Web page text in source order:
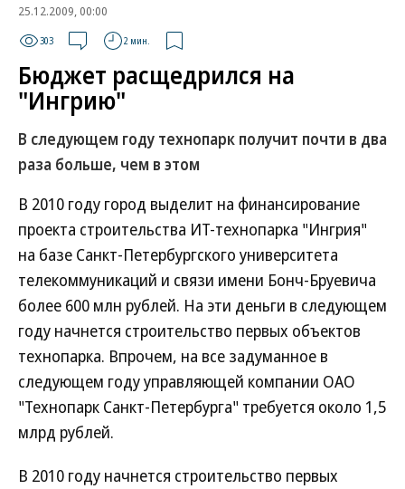
25.12.2009, 00:00
303 2 мин.
Бюджет расщедрился на
"Ингрию"
В следующем году технопарк получит почти в два
раза больше, чем в этом
В 2010 году город выделит на финансирование
проекта строительства ИТ-технопарка "Ингрия"
на базе Санкт-Петербургского университета
телекоммуникаций и связи имени Бонч-Бруевича
более 600 млн рублей. На эти деньги в следующем
году начнется строительство первых объектов
технопарка. Впрочем, на все задуманное в
следующем году управляющей компании ОАО
"Технопарк Санкт-Петербурга" требуется около 1,5
млрд рублей.
В 2010 году начнется строительство первых